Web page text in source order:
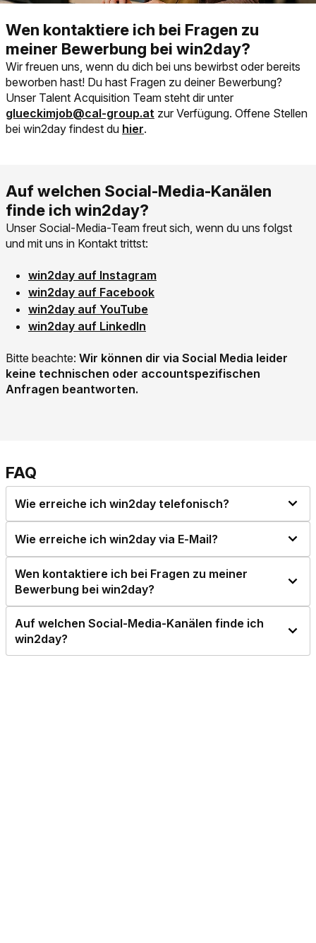
Wir freuen uns, wenn du dich bei uns bewirbst oder bereits
beworben hast! Du hast Fragen zu deiner Bewerbung?
Unser Talent Acquisition Team steht dir unterLink der zu
glueckimjob@cal-group.at zur Verfügung. Offene Stellen
bei win2day findest du Link der zu https://
hier.
Unser Social-Media-Team freut sich, wenn du uns folgst
und mit uns in Kontakt trittst:
Link der zu https://www.instagram.com/win2day.at
win2day auf Instagram
Link der zu https://www.facebook.com/win2dayat
win2day auf Facebook
Link der zu https://www.youtube.com/
win2day auf YouTube
Link der zu https://www.linkedin.com/company/
win2day auf LinkedIn
Bitte beachte: Wir können dir via Social Media leider
keine technischen oder accountspezifischen
Anfragen beantworten.